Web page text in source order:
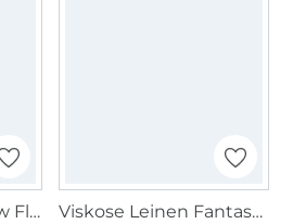
Viskosestoff Shadow Flowers, schwarz Viskose Leinen Fantasy Leaves, lila